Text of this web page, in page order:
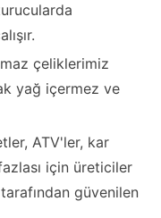
çeliklerimiz
yağ içermez ve
ATV'ler, kar
için üreticiler
güvenilen